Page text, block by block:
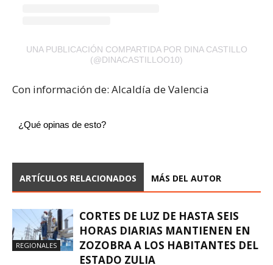
UNA PUBLICACIÓN COMPARTIDA POR DINA CASTILLO
(@DINACASTILLOO10)
Con información de: Alcaldía de Valencia
¿Qué opinas de esto?
ARTÍCULOS RELACIONADOS MÁS DEL AUTOR
REGIONALES
CORTES DE LUZ DE HASTA SEIS
HORAS DIARIAS MANTIENEN EN
ZOZOBRA A LOS HABITANTES DEL
ESTADO ZULIA